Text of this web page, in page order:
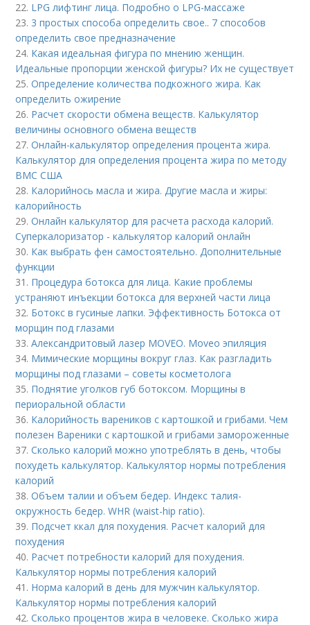
22. LPG лифтинг лица. Подробно о LPG-массаже
23. 3 простых способа определить свое.. 7 способов
определить свое предназначение
24. Какая идеальная фигура по мнению женщин.
Идеальные пропорции женской фигуры? Их не существует
25.Определение количества подкожного жира. Как
определить ожирение
26. Расчет скорости обмена веществ. Калькулятор
величины основного обмена веществ
27.Онлайн-калькулятор определения процента жира.
Калькулятор для определения процента жира по методу
ВМС США
28. Калорийнось масла и жира. Другие масла и жиры:
калорийность
29.Онлайн калькулятор для расчета расхода калорий.
Суперкалоризатор - калькулятор калорий онлайн
30. Как выбрать фен самостоятельно. Дополнительные
функции
31. Процедура ботокса для лица. Какие проблемы
устраняют инъекции ботокса для верхней части лица
32. Ботокс в гусиные лапки. Эффективность Ботокса от
морщин под глазами
33.Александритовый лазер MOVEO. Moveo эпиляция
34. Мимические морщины вокруг глаз. Как разгладить
морщины под глазами – советы косметолога
35. Поднятие уголков губ ботоксом. Морщины в
периоральной области
36. Калорийность вареников с картошкой и грибами. Чем
полезен Вареники с картошкой и грибами замороженные
37.Сколько калорий можно употреблять в день, чтобы
похудеть калькулятор. Калькулятор нормы потребления
калорий
38.Объем талии и объем бедер. Индекс талия-
окружность бедер. WHR (waist-hip ratio).
39. Подсчет ккал для похудения. Расчет калорий для
похудения
40. Расчет потребности калорий для похудения.
Калькулятор нормы потребления калорий
41. Норма калорий в день для мужчин калькулятор.
Калькулятор нормы потребления калорий
42.Сколько процентов жира в человеке. Сколько жира